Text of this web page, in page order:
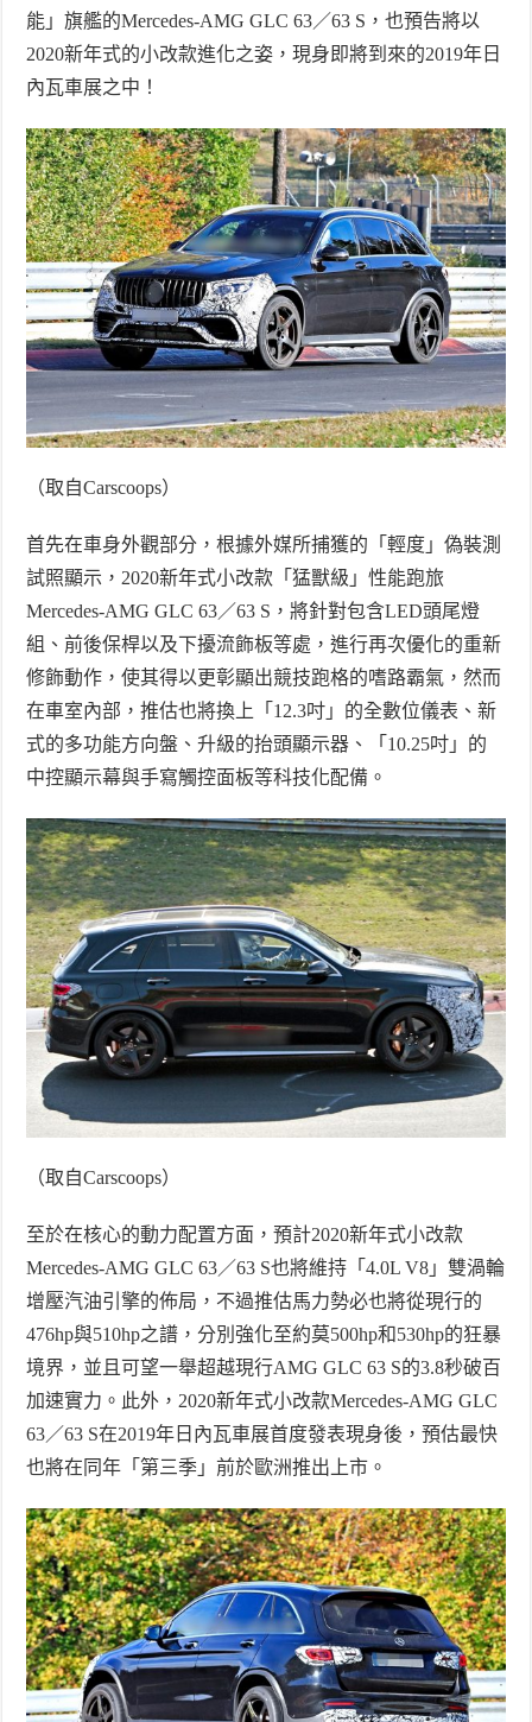
能」旗艦的Mercedes-AMG GLC 63／63 S ，也預告將以
2020新年式的小改款進化之姿，現身即將到來的2019年日
內瓦車展之中！
（取自Carscoops）
首先在車身外觀部分，根據外媒所捕獲的「輕度」偽裝測
試照顯示， 2020新年式小改款「猛獸級」性能跑旅
Mercedes-AMG GLC 63／63 S ，將針對包含LED頭尾燈
組、前後保桿以及下擾流飾板等處，進行再次優化的重新
修飾動作，使其得以更彰顯出競技跑格的嗜路霸氣，然而
在車室內部，推估也將換上「 12.3吋」的全數位儀表、新
式的多功能方向盤、升級的抬頭顯示器、「 10.25吋」的
中控顯示幕與手寫觸控面板等科技化配備。
（取自Carscoops）
至於在核心的動力配置方面，預計2020新年式小改款
Mercedes-AMG GLC 63／63 S也將維持「4.0L V8 」雙渦輪
增壓汽油引擎的佈局，不過推估馬力勢必也將從現行的
476hp與510hp之譜，分別強化至約莫500hp和530hp的狂暴
境界，並且可望一舉超越現行AMG GLC 63 S的3.8秒破百
加速實力。此外， 2020新年式小改款Mercedes-AMG GLC
63／63 S在2019年日內瓦車展首度發表現身後，預估最快
也將在同年「第三季」前於歐洲推出上市。